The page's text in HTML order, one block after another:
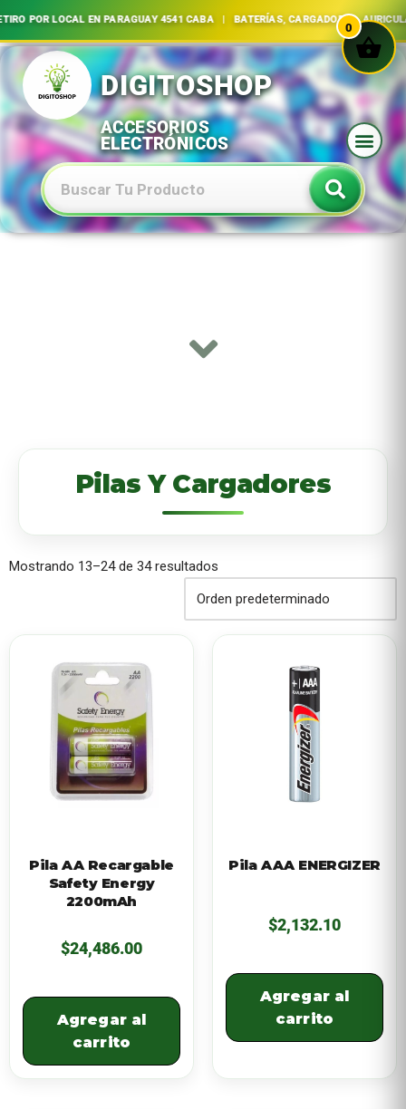
EN PARAGUAY 4541 CABA | BATERÍAS, CARGADORES, AURICULARES
Ir
al
contenido
Pilas Y Cargadores
Mostrando 13–24 de 34 resultados
Pila AA Recargable
Safety Energy
2200mAh
$24,486.00
Agregar al
carrito
Pila AAA ENERGIZER
$2,132.10
Agregar al
carrito
0